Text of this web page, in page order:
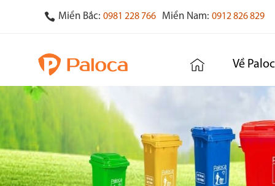
Miền Bắc: 0981 228 766 Miền Nam: 0912 826 829
Về